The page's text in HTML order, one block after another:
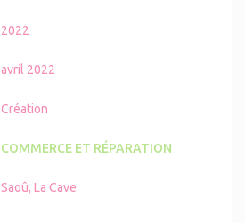
2022
avril 2022
Création
COMMERCE ET RÉPARATION
Saoû, La Cave